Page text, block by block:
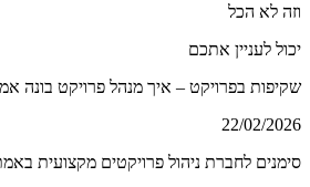
וזה לא הכל
יכול לעניין אתכם
שקיפות בפרויקט – איך מנהל פרויקט בונה
22/02/2026
סימנים לחברת ניהול פרויקטים מקצועית